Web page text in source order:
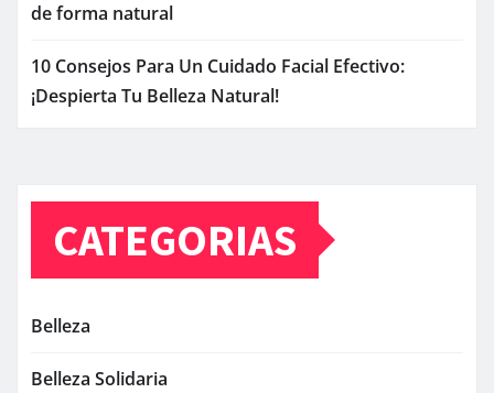
de forma natural
10 Consejos Para Un Cuidado Facial Efectivo:
¡Despierta Tu Belleza Natural!
CATEGORIAS
Belleza
Belleza Solidaria